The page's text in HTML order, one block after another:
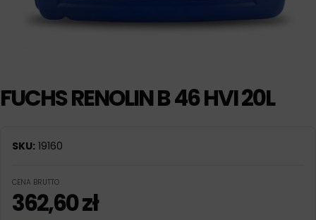
FUCHS RENOLIN B 46 HVI 20L
SKU: 19160
CENA BRUTTO
362,60zł